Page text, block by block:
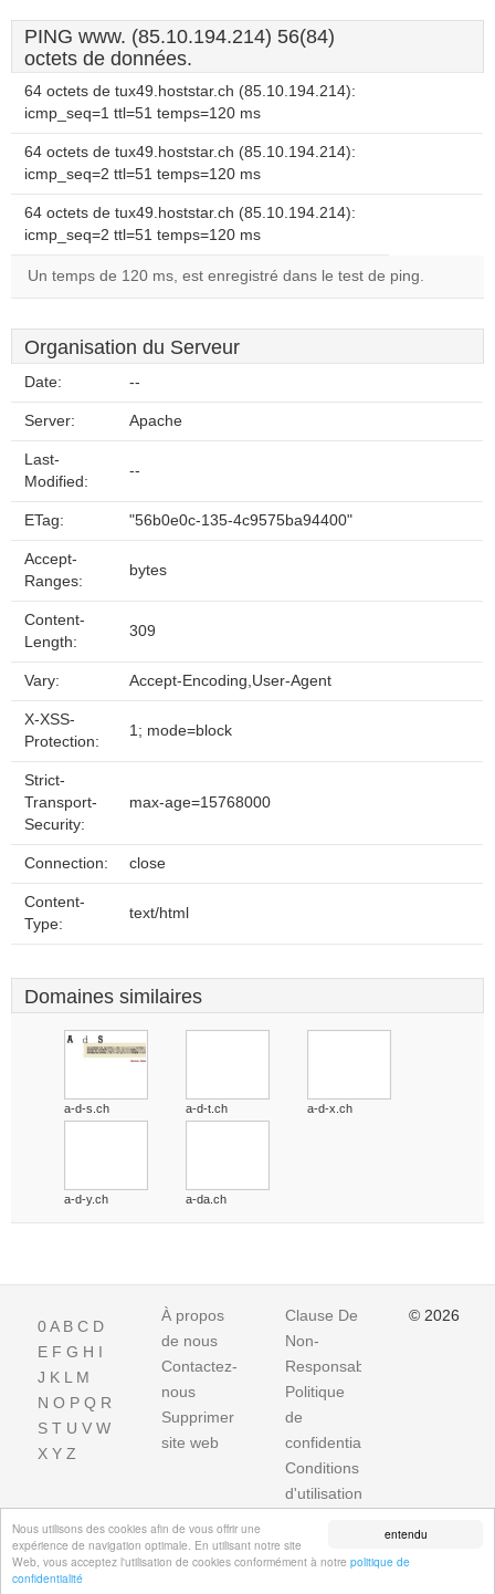
entendu
Nous utilisons des cookies afin de vous offrir une
expérience de navigation optimale. En utilisant notre site
Web, vous acceptez l'utilisation de cookies conformément à notre politique de
confidentialité
PING www. (85.10.194.214) 56(84)
octets de données.
64 octets de tux49.hoststar.ch (85.10.194.214):
icmp_seq=1 ttl=51 temps=120 ms
64 octets de tux49.hoststar.ch (85.10.194.214):
icmp_seq=2 ttl=51 temps=120 ms
64 octets de tux49.hoststar.ch (85.10.194.214):
icmp_seq=2 ttl=51 temps=120 ms
Un temps de 120 ms, est enregistré dans le test de ping.
Organisation du Serveur
Date: --
Server: Apache
Last-
Modified:
--
ETag: "56b0e0c-135-4c9575ba94400"
Accept-
Ranges:
bytes
Content-
Length:
309
Vary: Accept-Encoding,User-Agent
X-XSS-
Protection:
1; mode=block
Strict-
Transport-
Security:
max-age=15768000
Connection: close
Content-
Type:
text/html
Domaines similaires
a-d-s.ch a-d-t.ch a-d-x.ch
a-d-y.ch a-da.ch
0A B C D
E F G H I
J K L M
N O P Q R
S T U V W
X Y Z
À propos
de nous
Contactez-
nous
Supprimer
site web
Clause De
Non-
Responsabilite
Politique
de
confidentialité
Conditions
d'utilisation
© 2026